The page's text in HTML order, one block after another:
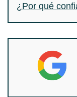
¿Por qué